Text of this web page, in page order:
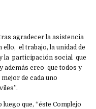
agradecer la asistencia
el trabajo, la unidad de
la participación social que
además creo que todos y
de cada uno
que, “éste Complejo